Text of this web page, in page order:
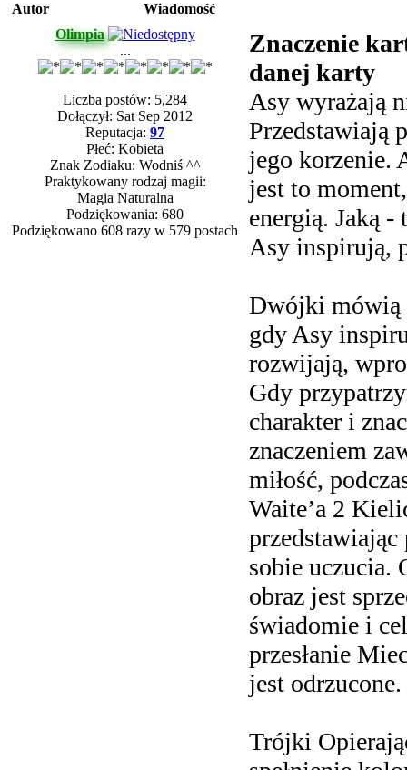
Autor
Wiadomość
Olimpia
...
Liczba postów: 5,284
Dołączył: Sat Sep 2012
Reputacja: 97
Płeć: Kobieta
Znak Zodiaku: Wodniś ^^
Praktykowany rodzaj magii:
Magia Naturalna
Podziękowania: 680
Podziękowano 608 razy w 579 postach
Znaczenie
danej karty
Asy wyrażają
Przedstawiają
jego korzenie.
jest to
energią. Jaką
Asy inspirują,
Dwójki mówią
gdy Asy
rozwijają,
Gdy
charakter i
znaczeniem
miłość,
Waite’a 2
przedstawiając
sobie uczucia.
obraz jest
świadomie i
przesłanie
jest odrzucone.
Trójki